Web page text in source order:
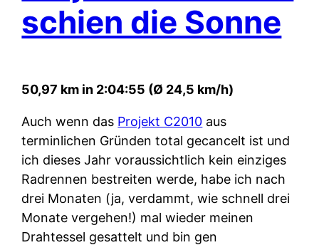
schien die Sonne
50,97 km in 2:04:55 (Ø 24,5 km/h)
Auch wenn das Projekt C2010 aus
terminlichen Gründen total gecancelt ist und
ich dieses Jahr voraussichtlich kein einziges
Radrennen bestreiten werde, habe ich nach
drei Monaten (ja, verdammt, wie schnell drei
Monate vergehen!) mal wieder meinen
Drahtessel gesattelt und bin gen